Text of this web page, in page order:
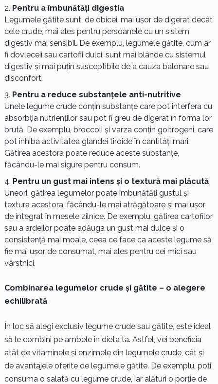
Pentru a îmbunătăți digestia
Legumele gătite sunt, de obicei, mai ușor de digerat decât
cele crude, mai ales pentru persoanele cu un sistem
digestiv mai sensibil. De exemplu, legumele gătite, cum ar
fi dovleceii sau cartofii dulci, sunt mai blânde cu sistemul
digestiv și mai puțin susceptibile de a cauza balonare sau
disconfort.
Pentru a reduce substanțele anti-nutritive
Unele legume crude conțin substanțe care pot interfera cu
absorbția nutrienților sau pot fi greu de digerat în forma lor
brută. De exemplu, broccoli și varza conțin goitrogeni, care
pot inhiba activitatea glandei tiroide în cantități mari.
Gătirea acestora poate reduce aceste substanțe,
făcându-le mai sigure pentru consum.
Pentru un gust mai intens și o textură mai plăcută
Uneori, gătirea legumelor poate îmbunătăți gustul și
textura acestora, făcându-le mai atrăgătoare și mai ușor
de integrat în mesele zilnice. De exemplu, gătirea cartofilor
sau a ardeilor poate adăuga un gust mai dulce și o
consistență mai moale, ceea ce face ca aceste legume să
fie mai ușor de consumat, mai ales pentru cei mici sau
vârstnici.
Combinarea legumelor crude și gătite – o alegere
echilibrată
În loc să alegi exclusiv legume crude sau gătite, este ideal
să le combini pe ambele în dieta ta. Astfel, vei beneficia
atât de vitaminele și enzimele din legumele crude, cât și
de avantajele oferite de legumele gătite. De exemplu, poți
consuma o salată cu legume crude, iar alături o porție de